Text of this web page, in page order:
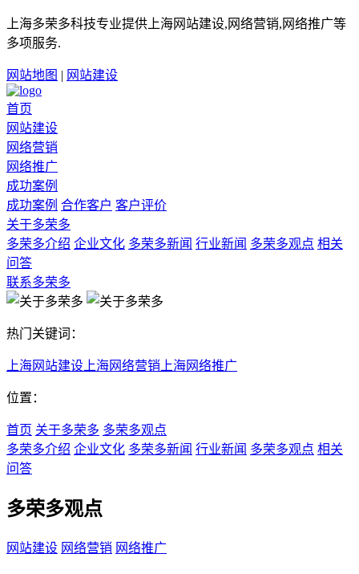
上海多荣多科技专业提供上海网站建设,网络营销,网络推广等
多项服务.
网站地图 | 网站建设
首页
网站建设
网络营销
网络推广
成功案例
成功案例 合作客户 客户评价
关于多荣多
多荣多介绍 企业文化 多荣多新闻 行业新闻 多荣多观点 相关
问答
联系多荣多
热门关键词：
上海网站建设 上海网络营销 上海网络推广
位置：
首页 关于多荣多 多荣多观点
多荣多介绍 企业文化 多荣多新闻 行业新闻 多荣多观点 相关
问答
多荣多观点
网站建设 网络营销 网络推广